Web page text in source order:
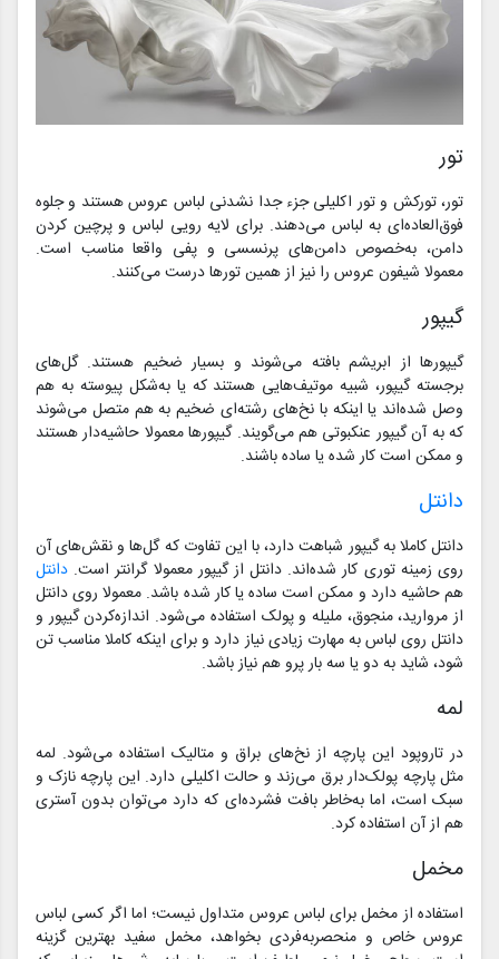
تور
تور، تورکش و تور اکلیلی جزء جدا نشدنی لباس عروس هستند و جلوه
فوق‌العاده‌ای به لباس می‌دهند. برای لایه رویی لباس و پرچین کردن
دامن، به‌خصوص دامن‌های پرنسسی و پفی واقعا مناسب است.
معمولا شیفون عروس را نیز از همین تورها درست می‌کنند.
گیپور
گیپورها از ابریشم بافته می‌شوند و بسیار ضخیم هستند. گل‌های
برجسته گیپور، شبیه موتیف‌هایی هستند که یا به‌شکل پیوسته به هم
وصل شده‌اند یا اینکه با نخ‌های رشته‌ای ضخیم به هم متصل می‌شوند
که به آن گیپور عنکبوتی هم می‌گویند. گیپورها معمولا حاشیه‌دار هستند
و ممکن است کار شده یا ساده باشند.
دانتل
دانتل کاملا به گیپور شباهت دارد، با این تفاوت که گل‌ها و نقش‌های آن
روی زمینه توری کار شده‌اند. دانتل از گیپور معمولا گرانتر است. دانتل
هم حاشیه دارد و ممکن است ساده یا کار شده باشد. معمولا روی دانتل
از مروارید، منجوق، ملیله و پولک استفاده می‌شود. اندازه‌کردن گیپور و
دانتل روی لباس به مهارت زیادی نیاز دارد و برای اینکه کاملا مناسب تن
شود، شاید به دو یا سه بار پرو هم نیاز باشد.
لمه
در تاروپود این پارچه از نخ‌های براق و متالیک استفاده می‌شود. لمه
مثل پارچه پولک‌دار برق می‌زند و حالت اکلیلی دارد. این پارچه نازک و
سبک است، اما به‌خاطر بافت فشرده‌ای که دارد می‌توان بدون آستری
هم از آن استفاده کرد.
مخمل
استفاده از مخمل برای لباس عروس متداول نیست؛ اما اگر کسی لباس
عروس خاص و منحصربه‌فردی بخواهد، مخمل سفید بهترین گزینه